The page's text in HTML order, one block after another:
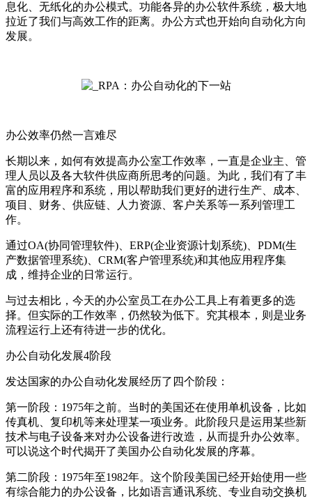
息化、无纸化的办公模式。功能各异的办公软件系统，极大地
拉近了我们与高效工作的距离。办公方式也开始向自动化方向
发展。
办公效率仍然一言难尽
长期以来，如何有效提高办公室工作效率，一直是企业主、管
理人员以及各大软件供应商所思考的问题。为此，我们有了丰
富的应用程序和系统，用以帮助我们更好的进行生产、成本、
项目、财务、供应链、人力资源、客户关系等一系列管理工
作。
通过OA(协同管理软件)、ERP(企业资源计划系统)、PDM(生
产数据管理系统)、CRM(客户管理系统)和其他应用程序集
成，维持企业的日常运行。
与过去相比，今天的办公室员工在办公工具上有着更多的选
择。但实际的工作效率，仍然较为低下。究其根本，则是业务
流程运行上还有待进一步的优化。
办公自动化发展4阶段
发达国家的办公自动化发展经历了四个阶段：
第一阶段：1975年之前。当时的美国还在使用单机设备，比如
传真机、复印机等来处理某一项业务。此阶段只是运用某些新
技术与电子设备来对办公设备进行改造，从而提升办公效率。
可以说这个时代揭开了美国办公自动化发展的序幕。
第二阶段：1975年至1982年。这个阶段美国已经开始使用一些
有综合能力的办公设备，比如语言通讯系统、专业自动交换机